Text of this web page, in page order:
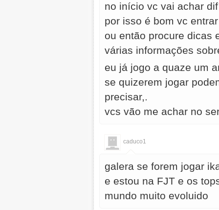
no início vc vai achar
por isso é bom vc
ou então procure dicas
várias informações
eu já jogo a quaze um
se quizerem jogar
precisar,.
vcs vão me achar no
caduco1
galera se forem jogar
e estou na FJT e os
mundo muito evoluido